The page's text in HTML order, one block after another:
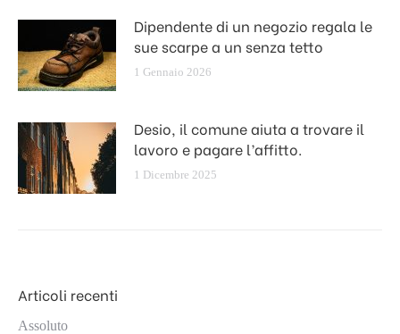
Dipendente di un negozio regala le
sue scarpe a un senza tetto
1 Gennaio 2026
Desio, il comune aiuta a trovare il
lavoro e pagare l’affitto.
1 Dicembre 2025
Articoli recenti
Assoluto